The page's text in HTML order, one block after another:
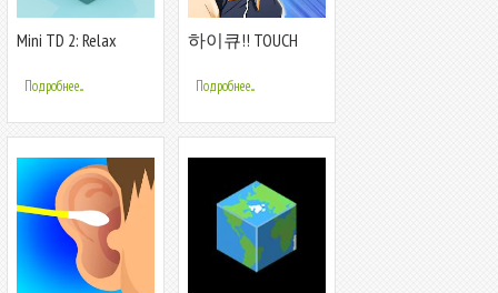
Mini TD 2: Relax
Подробнее...
하이큐!! TOUCH
Подробнее...